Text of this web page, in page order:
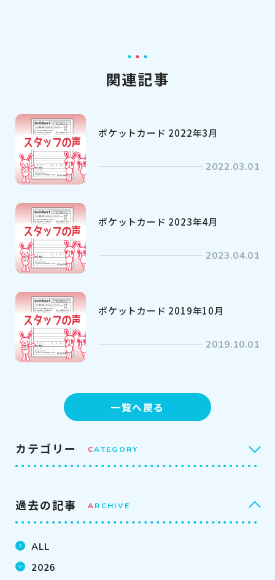
関連記事
ポケットカード 2022年3月
2022.03.01
ポケットカード 2023年4月
2023.04.01
ポケットカード 2019年10月
2019.10.01
一覧へ戻る
カテゴリー CATEGORY
過去の記事 ARCHIVE
ALL
2026